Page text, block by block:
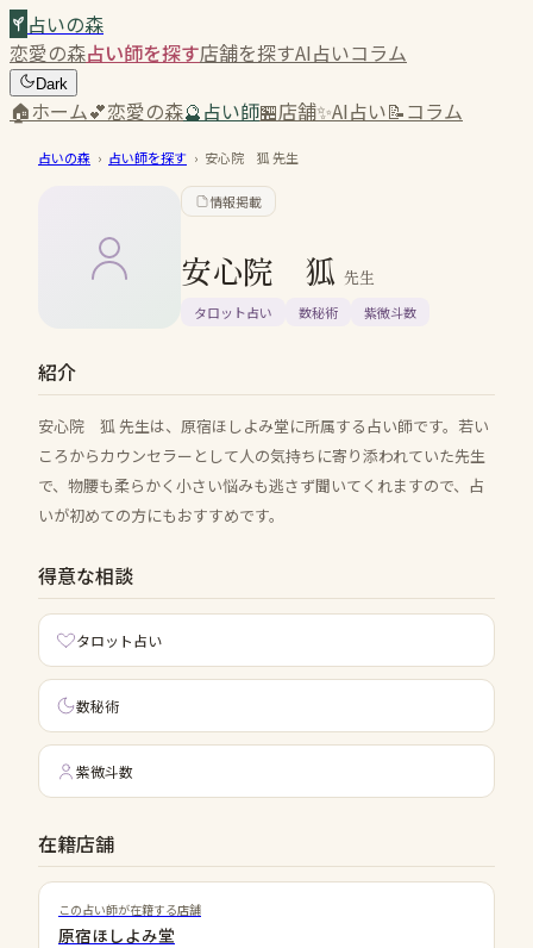
占いの森
恋愛の森占い師を探す店舗を探すAI占いコラム
Dark
🏠ホーム💕恋愛の森🔮占い師🏪店舗✨AI占い📝コラム
占いの森 › 占い師を探す › 安心院 狐先生
情報掲載
安心院 狐 先生
タロット占い 数秘術 紫微斗数
紹介
安心院 狐 先生は、原宿ほしよみ堂に所属する占い師です。若い
ころからカウンセラーとして人の気持ちに寄り添われていた先生
で、物腰も柔らかく小さい悩みも逃さず聞いてくれますので、占
いが初めての方にもおすすめです。
得意な相談
タロット占い
数秘術
紫微斗数
在籍店舗
この占い師が在籍する店舗
原宿ほしよみ堂